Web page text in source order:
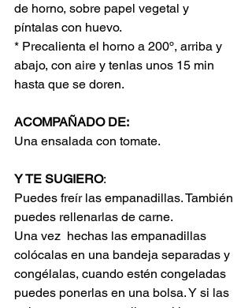
de horno, sobre papel vegetal y
píntalas con huevo.
* Precalienta el horno a 200º, arriba y
abajo, con aire y tenlas unos 15 min
hasta que se doren.
ACOMPAÑADO DE:
Una ensalada con tomate.
Y TE SUGIERO:
Puedes freír las empanadillas. También
puedes rellenarlas de carne.
Una vez  hechas las empanadillas
colócalas en una bandeja separadas y
congélalas, cuando estén congeladas
puedes ponerlas en una bolsa. Y si las